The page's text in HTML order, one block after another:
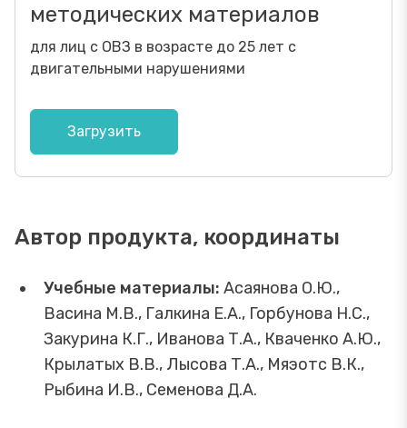
методических материалов
для лиц с ОВЗ в возрасте до 25 лет с
двигательными нарушениями
Загрузить
Автор продукта, координаты
Учебные материалы: Асаянова О.Ю.,
Васина М.В., Галкина Е.А., Горбунова Н.С.,
Закурина К.Г., Иванова Т.А., Кваченко А.Ю.,
Крылатых В.В., Лысова Т.А., Мяэотс В.К.,
Рыбина И.В., Семенова Д.А.